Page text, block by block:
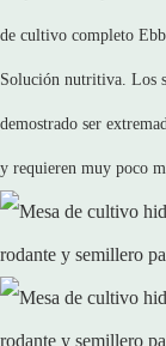
de cultivo completo
Solución nutritiva. Los
demostrado ser
y requieren muy poco